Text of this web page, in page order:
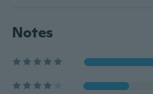
Notes